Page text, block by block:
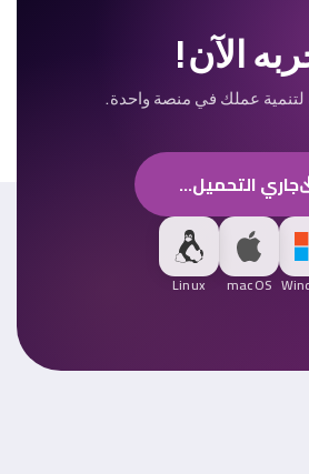
الآن!
لتنمية عملك في منصة واحدة.
جاري التحميل...
macOS
Linux